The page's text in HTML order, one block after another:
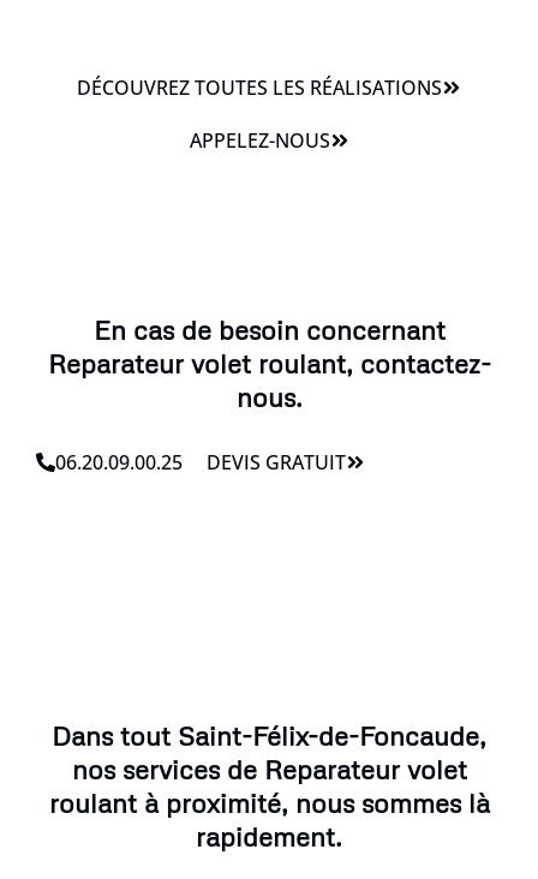
DÉCOUVREZ TOUTES LES RÉALISATIONS
APPELEZ-NOUS
En cas de besoin concernant
Reparateur volet roulant, contactez-
nous.
06.20.09.00.25 DEVIS GRATUIT
Dans tout Saint-Félix-de-Foncaude,
nos services de Reparateur volet
roulant à proximité, nous sommes là
rapidement.